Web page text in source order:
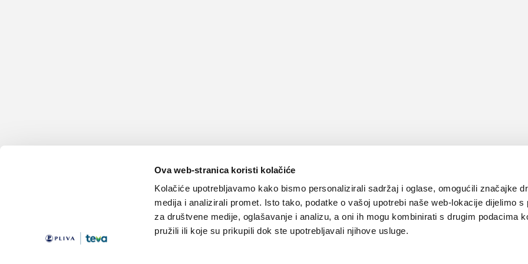
Ova web-stranica koristi kolačiće
Kolačiće upotrebljavamo kako bismo personalizirali sadržaj i oglase, omogućili značajke
medija i analizirali promet. Isto tako, podatke o vašoj upotrebi naše web-lokacije dijelimo s
za društvene medije, oglašavanje i analizu, a oni ih mogu kombinirati s drugim podacima
pružili ili koje su prikupili dok ste upotrebljavali njihove usluge.